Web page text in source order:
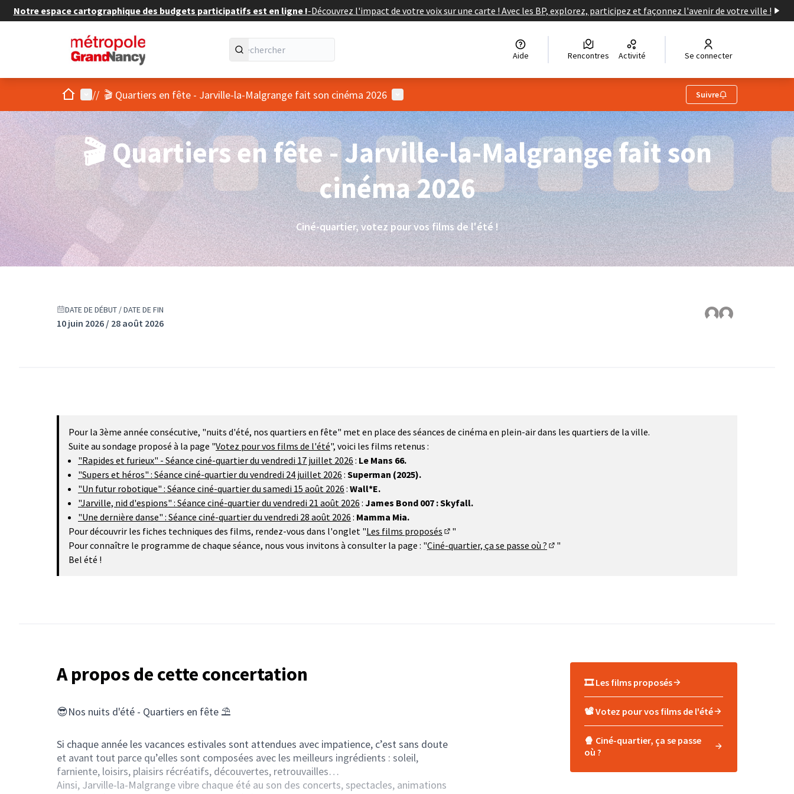
Notre espace cartographique des budgets participatifs est en ligne !-Découvrez l'impact de votre voix sur une carte ! Avec les BP, explorez, participez et façonnez l'avenir de votre ville !
Aide Rencontres Activité Se connecter
AccueilMenu principal
// 🎬 Quartiers en fête - Jarville-la-Malgrange fait son cinéma 2026 Menu utilisateur Suivre
🎬 Quartiers en fête - Jarville-la-Malgrange fait son
cinéma 2026
Ciné-quartier, votez pour vos films de l'été !
DATE DE DÉBUT / DATE DE FIN
10 juin 2026 / 28 août 2026
Pour la 3ème année consécutive, "nuits d'été, nos quartiers en fête" met en place des séances de cinéma en plein-air dans les quartiers de la ville.
Suite au sondage proposé à la page "Votez pour vos films de l'été", voici les films retenus :
"Rapides et furieux" - Séance ciné-quartier du vendredi 17 juillet 2026 : Le Mans 66.
"Supers et héros" : Séance ciné-quartier du vendredi 24 juillet 2026 : Superman (2025).
"Un futur robotique" : Séance ciné-quartier du samedi 15 août 2026 : Wall*E.
"Jarville, nid d'espions" : Séance ciné-quartier du vendredi 21 août 2026 : James Bond 007 : Skyfall.
"Une dernière danse" : Séance ciné-quartier du vendredi 28 août 2026 : Mamma Mia.
Pour découvrir les fiches techniques des films, rendez-vous dans l'onglet "Les films proposés
(S'ouvre dans un nouvel onglet)
"
Pour connaître le programme de chaque séance, nous vous invitons à consulter la page : "Ciné-quartier, ça se passe où ?
"
Bel été !
A propos de cette concertation
😎Nos nuits d'été - Quartiers en fête ⛱️
Si chaque année les vacances estivales sont attendues avec impatience, c’est sans doute
et avant tout parce qu’elles sont composées avec les meilleurs ingrédients : soleil,
farniente, loisirs, plaisirs récréatifs, découvertes, retrouvailles…
Ainsi, Jarville-la-Malgrange vibre chaque été au son des concerts, spectacles, animations
🎞️ Les films proposés
📽️ Votez pour vos films de l'été
🍿 Ciné-quartier, ça se passe
où ?